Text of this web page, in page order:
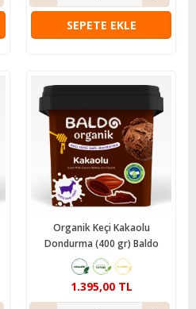
SEPETE EKLE
Organik Keçi Kakaolu
Dondurma (400 gr) Baldo
1.395,00 TL